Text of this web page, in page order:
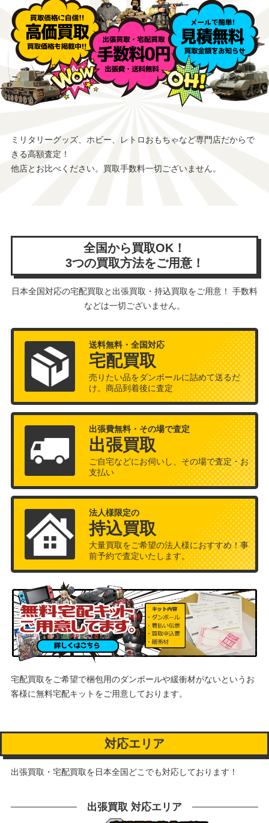
ミリタリーグッズ、ホビー、レトロおもちゃなど専門店だからで
きる高額査定！
他店とお比べください。買取手数料一切ございません。
全国から買取OK！
3つの買取方法をご用意！
日本全国対応の宅配買取と出張買取・持込買取をご用意！ 手数料
などは一切ございません。
送料無料・全国対応
宅配買取
売りたい品をダンボールに詰めて送るだ
け。商品到着後に査定
出張費無料・その場で査定
出張買取
ご自宅などにお伺いし、その場で査定・お
支払い
法人様限定の
持込買取
大量買取をご希望の法人様におすすめ！事
前予約で査定いたします。
宅配買取をご希望で梱包用のダンボールや緩衝材がないというお
客様に無料宅配キットをご用意しております。
対応エリア
出張買取・宅配買取を日本全国どこでも対応しております！
出張買取 対応エリア